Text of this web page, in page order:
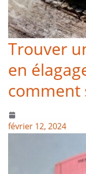
Trouver
en
comment
février 12, 2024